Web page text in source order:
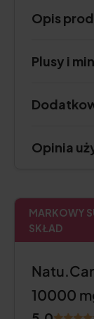
Opis
Plusy i
Opinia
MARKOWY
SKŁAD
10000